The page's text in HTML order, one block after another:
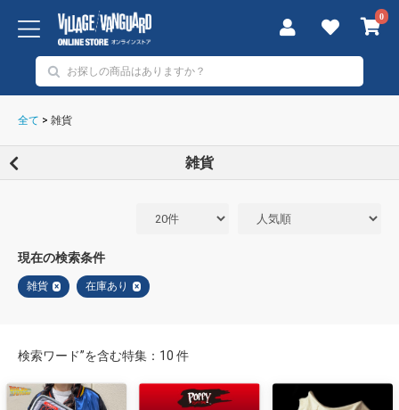
0
全て > 雑貨
雑貨
現在の検索条件
雑貨 × 在庫あり ×
検索ワード”を含む特集：10 件